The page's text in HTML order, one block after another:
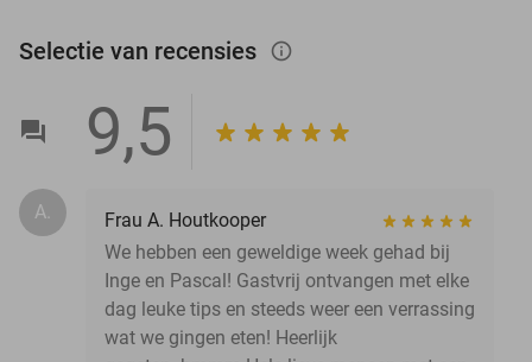
Selectie van recensies info_outlined
9,5
A.
Frau A. Houtkooper
We hebben een geweldige week gehad bij
Inge en Pascal! Gastvrij ontvangen met elke
dag leuke tips en steeds weer een verrassing
wat we gingen eten! Heerlijk